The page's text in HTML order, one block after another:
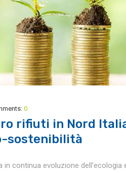
0
rifiuti in Nord
sostenibilità
in continua evoluzione